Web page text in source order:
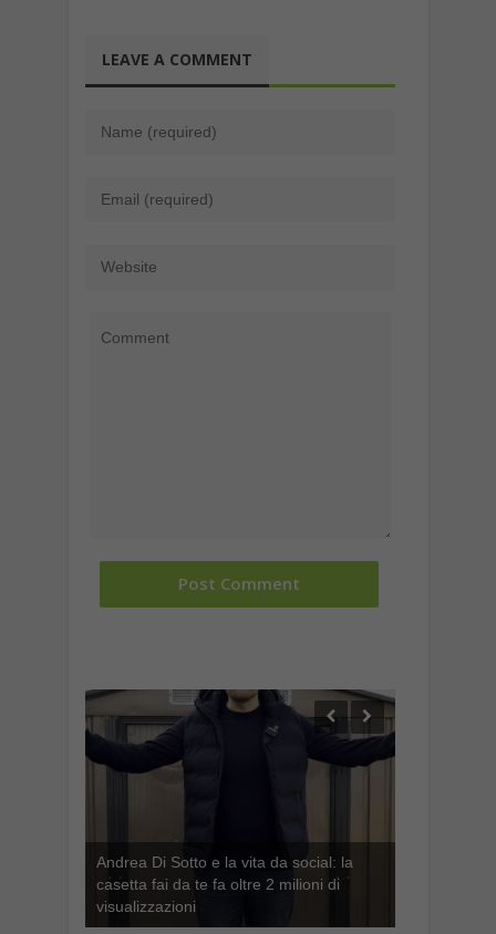
LEAVE A COMMENT
Andrea Di Sotto e la vita da social: la
casetta fai da te fa oltre 2 milioni di
visualizzazioni